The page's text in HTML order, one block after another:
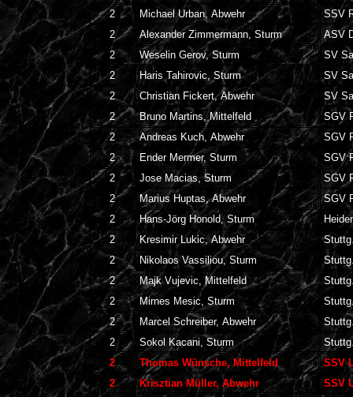
2
Michael Urban, Abwehr
SSV
2
Alexander Zimmermann, Sturm
ASV
2
Weselin Gerov, Sturm
SV
2
Haris Tahirovic, Sturm
SV
2
Christian Fickert, Abwehr
SV
2
Bruno Martins, Mittelfeld
SGV
2
Andreas Kuch, Abwehr
SGV
2
Ender Mermer, Sturm
SGV
2
Jose Macias, Sturm
SGV
2
Marius Huptas, Abwehr
SGV
2
Hans-Jörg Honold, Sturm
2
Kresimir Lukic, Abwehr
2
Nikolaos Vassiliou, Sturm
2
Majk Vujevic, Mittelfeld
2
Mirnes Mesic, Sturm
2
Marcel Schreiber, Abwehr
2
Sokol Kacani, Sturm
2
Thomas Wünsche, Mittelfeld
SSV
2
Krisztian Müller, Abwehr
SSV